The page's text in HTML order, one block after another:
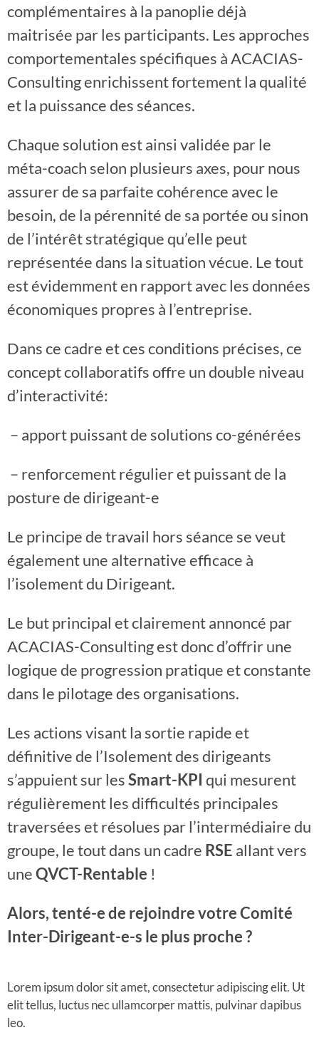
complémentaires à la panoplie déjà
maitrisée par les participants. Les approches
comportementales spécifiques à ACACIAS-
Consulting enrichissent fortement la qualité
et la puissance des séances.
Chaque solution est ainsi validée par le
méta-coach selon plusieurs axes, pour nous
assurer de sa parfaite cohérence avec le
besoin, de la pérennité de sa portée ou sinon
de l’intérêt stratégique qu’elle peut
représentée dans la situation vécue. Le tout
est évidemment en rapport avec les données
économiques propres à l’entreprise.
Dans ce cadre et ces conditions précises, ce
concept collaboratifs offre un double niveau
d’interactivité:
– apport puissant de solutions co-générées
– renforcement régulier et puissant de la
posture de dirigeant-e
Le principe de travail hors séance se veut
également une alternative efficace à
l’isolement du Dirigeant.
Le but principal et clairement annoncé par
ACACIAS-Consulting est donc d’offrir une
logique de progression pratique et constante
dans le pilotage des organisations.
Les actions visant la sortie rapide et
définitive de l’Isolement des dirigeants
s’appuient sur lesSmart-KPI qui mesurent
régulièrement les difficultés principales
traversées et résolues par l’intermédiaire du
groupe, le tout dans un cadre RSE allant vers
uneQVCT-Rentable !
Alors, tenté-e de rejoindre votre Comité
Inter-Dirigeant-e-s le plus proche ?
Lorem ipsum dolor sit amet, consectetur adipiscing elit. Ut
elit tellus, luctus nec ullamcorper mattis, pulvinar dapibus
leo.